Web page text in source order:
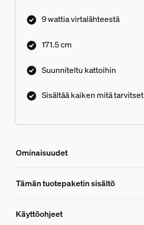
9 wattia virtalähteestä
171.5 cm
Suunniteltu kattoihin
Sisältää kaiken mitä tarvitset
Ominaisuudet
Ominaisuudet
8719514871915
Tämän tuotepaketin sisältö
Käyttöohjeet